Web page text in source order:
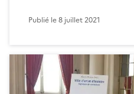
Publié le8 juillet 2021